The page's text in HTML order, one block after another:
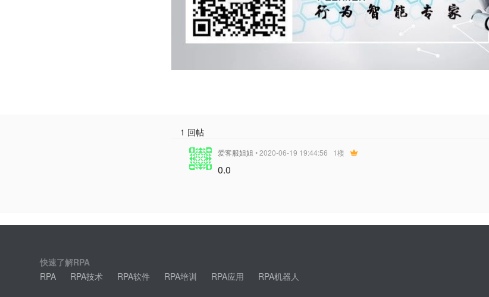
1 回帖
爱客服姐姐 • 2020-06-19 19:44:56 1楼
0.0
快速了解RPA
RPA
RPA技术 RPA软件 RPA培训 RPA应用 RPA机器人